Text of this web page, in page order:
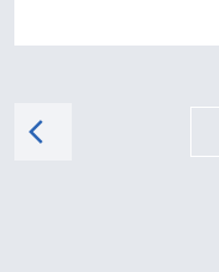
arrow_back_ios